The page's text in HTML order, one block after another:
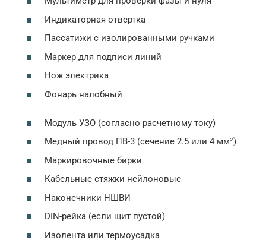
Индикаторная отвертка
Пассатижи с изолированными ручками
Маркер для подписи линий
Нож электрика
Фонарь налобный
Модуль УЗО (согласно расчетному току)
Медный провод ПВ-3 (сечение 2.5 или 4 мм²)
Маркировочные бирки
Кабельные стяжки нейлоновые
Наконечники НШВИ
DIN-рейка (если щит пустой)
Изолента или термоусадка